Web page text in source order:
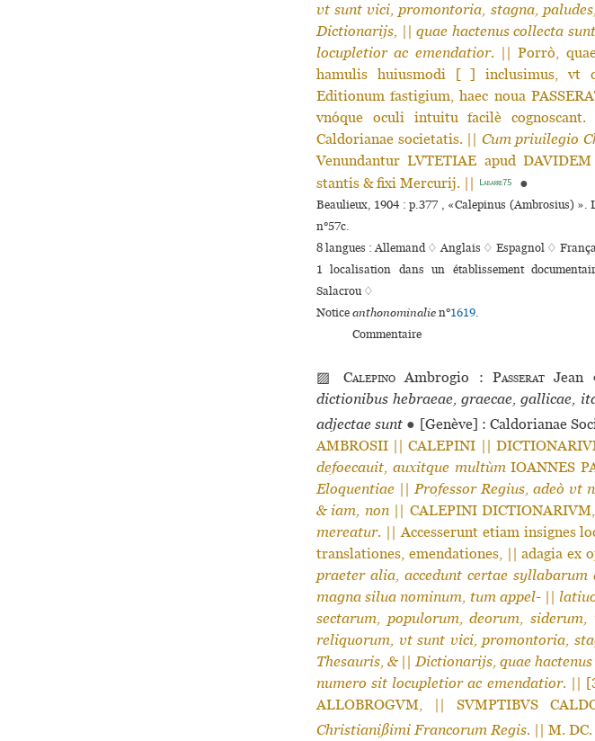
vt sunt vici, promontoria, stagna,
Dictionarijs,
quae hactenus collecta
locupletior ac emendatior. || Porrò,
hamulis huiusmodi [ ] inclusimus, vt
Editionum fastigium, haec noua
vnóque oculi intuitu facilè
Caldorianae societatis. || Cum priuilegio
Venundantur LVTETIAE apud
stantis & fixi Mercurij. ||
Labarre75 ●
Beaulieux, 1904 : p.377 , «Calepinus (Ambrosius)
n°57c.
8 langues :Allemand ♢Anglais ♢ Espagnol ♢
1 localisation dans un établissement
Salacrou ♢
Noticeanthonominalien°1619.
Commentaire
▨ Calepino Ambrogio : PasseratJean
dictionibus hebraeae, graecae, gallicae,
adjectae sunt ● [Genève] : Caldorianae
AMBROSII || CALEPINI ||
defoecauit, auxitque multùmIOANNES
Eloquentiae ||Professor Regius, adeò vt
& iam, non|| CALEPINI DICTIONARIVM,
mereatur. || Accesserunt etiam insignes
translationes, emendationes, || adagia
praeter alia, accedunt certae
magna silua nominum, tum appel-||
sectarum, populorum, deorum,
reliquorum, vt sunt vici, promontoria,
Thesauris, &||Dictionarijs, quae
numero sit locupletior ac emendatior. ||
ALLOBROGVM, || SVMPTIBVS
Christianißimi Francorum Regis. || M. DC.